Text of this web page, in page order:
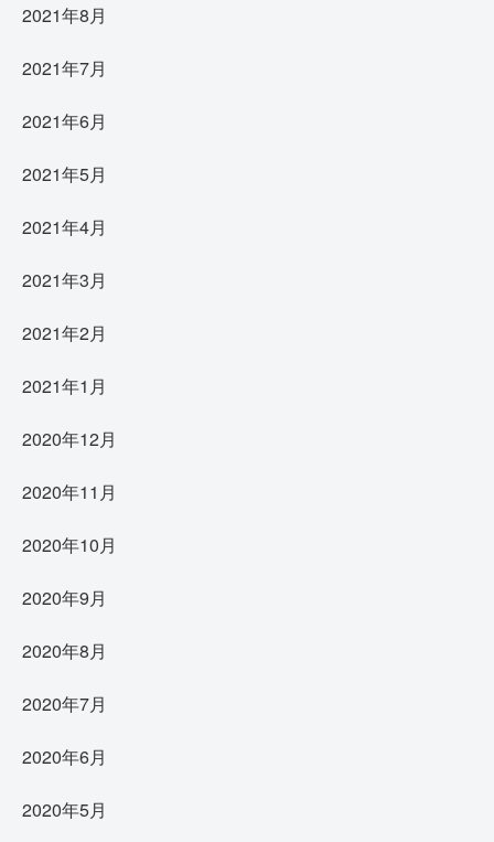
2021年8月
2021年7月
2021年6月
2021年5月
2021年4月
2021年3月
2021年2月
2021年1月
2020年12月
2020年11月
2020年10月
2020年9月
2020年8月
2020年7月
2020年6月
2020年5月